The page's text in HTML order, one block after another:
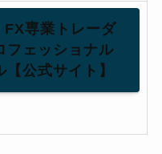
FX専業トレーダ
フェッショナル
【公式サイト】